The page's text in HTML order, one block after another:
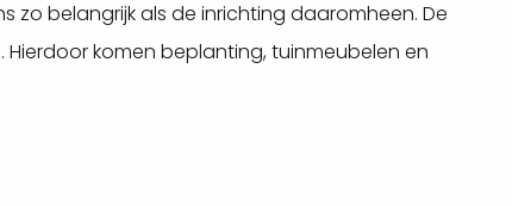
zo belangrijk als de inrichting daaromheen. De
komen beplanting, tuinmeubelen en